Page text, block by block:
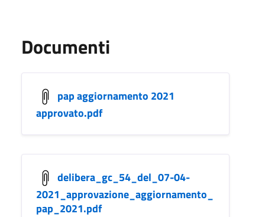
Documenti
pap aggiornamento 2021
approvato.pdf
delibera_gc_54_del_07-04-
2021_approvazione_aggiornamento_
pap_2021.pdf